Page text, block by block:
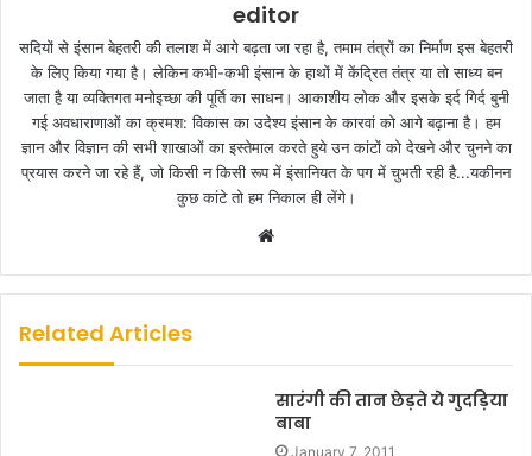
editor
सदियों से इंसान बेहतरी की तलाश में आगे बढ़ता जा रहा है, तमाम तंत्रों का निर्माण इस बेहतरी
के लिए किया गया है। लेकिन कभी-कभी इंसान के हाथों में केंद्रित तंत्र या तो साध्य बन
जाता है या व्यक्तिगत मनोइच्छा की पूर्ति का साधन। आकाशीय लोक और इसके इर्द गिर्द बुनी
गई अवधाराणाओं का क्रमश: विकास का उदेश्य इंसान के कारवां को आगे बढ़ाना है। हम
ज्ञान और विज्ञान की सभी शाखाओं का इस्तेमाल करते हुये उन कांटों को देखने और चुनने का
प्रयास करने जा रहे हैं, जो किसी न किसी रूप में इंसानियत के पग में चुभती रही है...यकीनन
कुछ कांटे तो हम निकाल ही लेंगे।
b
e
Related Articles
सारंगी की तान छेड़ते ये गुदड़िया
बाबा
January 7, 2011